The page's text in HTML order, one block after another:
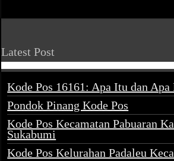
Latest Post
Kode Pos 16161: Apa Itu dan Apa
Pondok Pinang Kode Pos
Kode Pos Kecamatan Pabuaran
Sukabumi
Kode Pos Kelurahan Padaleu